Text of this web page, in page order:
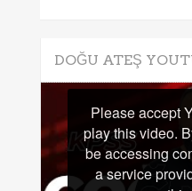
DOĞU ATEŞ
Please accept
play this video.
be accessing
a service